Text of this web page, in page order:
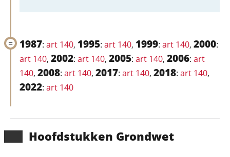
Hoofd­stukken Grondwet
1987: art 140, 1995: art 140, 1999: art 140, 2000:
art 140, 2002: art 140, 2005: art 140, 2006: art
140, 2008: art 140, 2017: art 140, 2018: art 140,
2022: art 140